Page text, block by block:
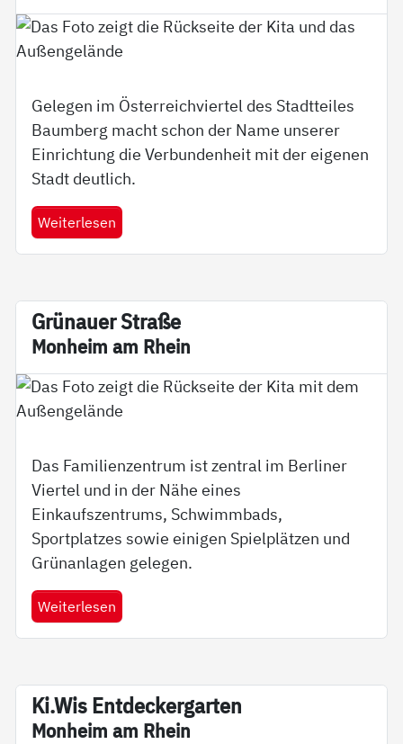
Gelegen im Österreichviertel des Stadtteiles
Baumberg macht schon der Name unserer
Einrichtung die Verbundenheit mit der eigenen
Stadt deutlich.
Weiterlesen
Grünau­er Stra­ße
Mon­heim am Rhein
Das Familienzentrum ist zentral im Berliner
Viertel und in der Nähe eines
Einkaufszentrums, Schwimmbads,
Sportplatzes sowie einigen Spielplätzen und
Grünanlagen gelegen.
Weiterlesen
Ki.Wis En­t­­­de­­cker­­gar­­ten
Mon­heim am Rhein